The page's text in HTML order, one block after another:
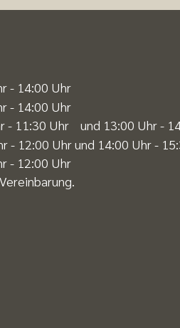
14:00 Uhr
14:00 Uhr
Uhr und 13:00 Uhr -
- 12:00 Uhr und 14:00 Uhr -
12:00 Uhr